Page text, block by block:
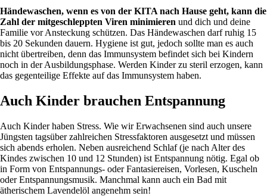
Händewaschen, wenn es von der KITA nach Hause geht, kann die
Zahl der mitgeschleppten Viren minimieren und dich und deine
Familie vor Ansteckung schützen. Das Händewaschen darf ruhig 15
bis 20 Sekunden dauern. Hygiene ist gut, jedoch sollte man es auch
nicht übertreiben, denn das Immunsystem befindet sich bei Kindern
noch in der Ausbildungsphase. Werden Kinder zu steril erzogen, kann
das gegenteilige Effekte auf das Immunsystem haben.
Auch Kinder brauchen Entspannung
Auch Kinder haben Stress. Wie wir Erwachsenen sind auch unsere
Jüngsten tagsüber zahlreichen Stressfaktoren ausgesetzt und müssen
sich abends erholen. Neben ausreichend Schlaf (je nach Alter des
Kindes zwischen 10 und 12 Stunden) ist Entspannung nötig. Egal ob
in Form von Entspannungs- oder Fantasiereisen, Vorlesen, Kuscheln
oder Entspannungsmusik. Manchmal kann auch ein Bad mit
ätherischem Lavendelöl angenehm sein!